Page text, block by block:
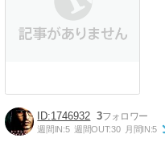
1746932 3
週間IN:5 週間OUT:30 月間IN:5